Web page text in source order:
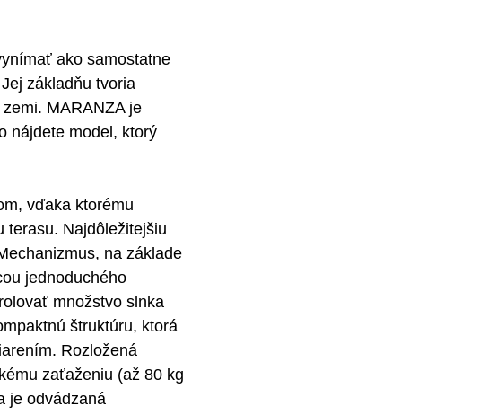
ako samostatne
základňu tvoria
MARANZA je
nájdete model, ktorý
vďaka ktorému
terasu. Najdôležitejšiu
na základe
jednoduchého
množstvo slnka
štruktúru, ktorá
Rozložená
zaťaženiu (až 80 kg
je odvádzaná